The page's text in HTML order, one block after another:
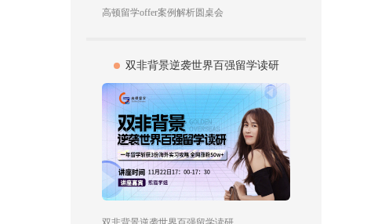
高顿留学offer案例解析圆桌会
双非背景逆袭世界百强留学读研